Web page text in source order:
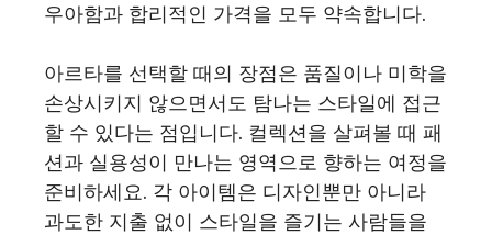
우아함과 합리적인 가격을 모두 약속합니다.
아르타를 선택할 때의 장점은 품질이나 미학을
손상시키지 않으면서도 탐나는 스타일에 접근
할 수 있다는 점입니다. 컬렉션을 살펴볼 때 패
션과 실용성이 만나는 영역으로 향하는 여정을
준비하세요. 각 아이템은 디자인뿐만 아니라
과도한 지출 없이 스타일을 즐기는 사람들을